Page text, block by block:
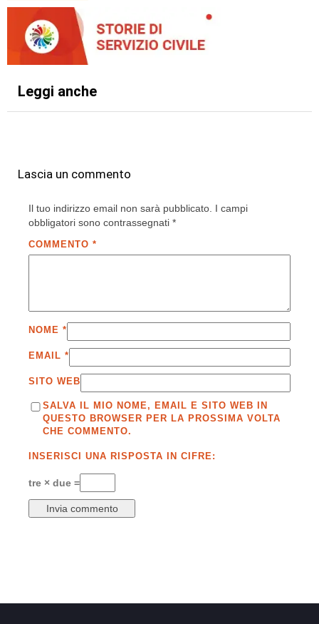
Leggi anche
Lascia un commento
Il tuo indirizzo email non sarà pubblicato. I campi
obbligatori sono contrassegnati *
COMMENTO *
NOME *
EMAIL *
SITO WEB
SALVA IL MIO NOME, EMAIL E SITO WEB IN
QUESTO BROWSER PER LA PROSSIMA VOLTA
CHE COMMENTO.
INSERISCI UNA RISPOSTA IN CIFRE:
tre × due =